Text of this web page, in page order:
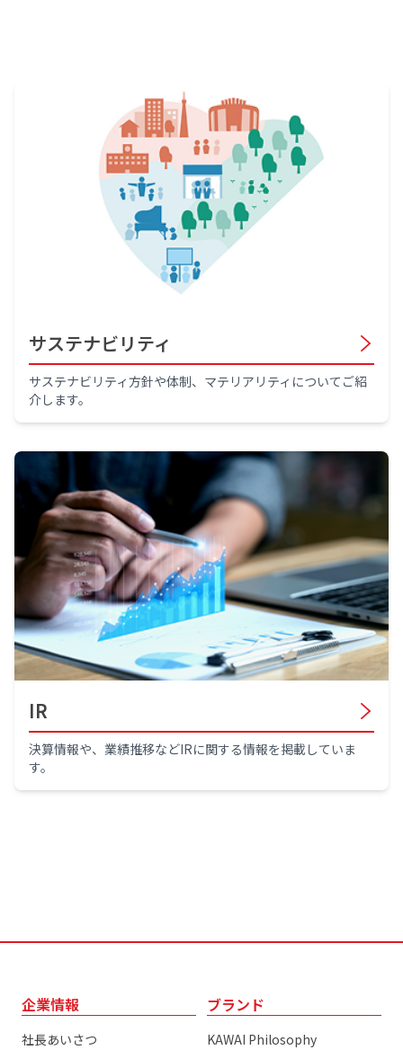
サステナビリティ
サステナビリティ方針や体制、マテリアリティについてご紹
介します。
IR
決算情報や、業績推移などIRに関する情報を掲載していま
す。
企業情報
社長あいさつ
ブランド
KAWAI Philosophy